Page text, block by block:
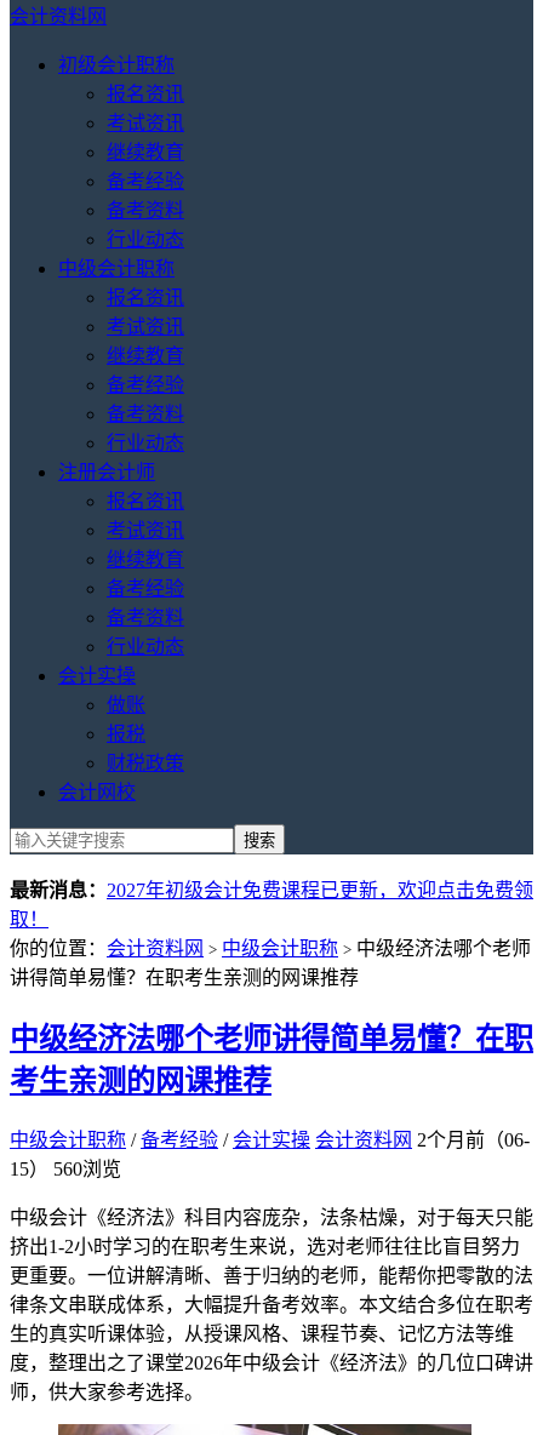
会计资料网
初级会计职称
报名资讯
考试资讯
继续教育
备考经验
备考资料
行业动态
中级会计职称
报名资讯
考试资讯
继续教育
备考经验
备考资料
行业动态
注册会计师
报名资讯
考试资讯
继续教育
备考经验
备考资料
行业动态
会计实操
做账
报税
财税政策
会计网校
最新消息： 2027年初级会计免费课程已更新，欢迎点击免费领
取！
你的位置： 会计资料网 > 中级会计职称 > 中级经济法哪个老师
讲得简单易懂？在职考生亲测的网课推荐
中级经济法哪个老师讲得简单易懂？在职
考生亲测的网课推荐
中级会计职称 /备考经验 / 会计实操 会计资料网 2个月前（06-
15）
560浏览
中级会计《经济法》科目内容庞杂，法条枯燥，对于每天只能
挤出1-2小时学习的在职考生来说，选对老师往往比盲目努力
更重要。一位讲解清晰、善于归纳的老师，能帮你把零散的法
律条文串联成体系，大幅提升备考效率。本文结合多位在职考
生的真实听课体验，从授课风格、课程节奏、记忆方法等维
度，整理出之了课堂2026年中级会计《经济法》的几位口碑讲
师，供大家参考选择。